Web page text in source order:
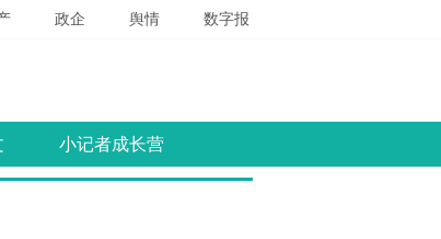
政企 舆情 数字报
小记者成长营